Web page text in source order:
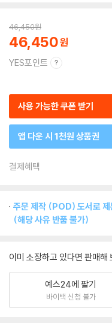
46,450원
46,450
YES포인트
사용 가능한 쿠폰 받기
앱 다운 시 1천원 상품권
결제혜택
주문 제작 (POD) 도서로 제
(해당 사유 반품 불가)
이미 소장하고 있다면 판매해
예스24에 팔기
바이백 신청 불가